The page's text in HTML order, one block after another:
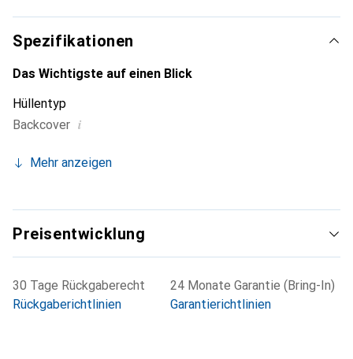
die Marke Noreve eine sichere Wahl für eine
anspruchsvolle Kundschaft.
Spezifikationen
Das Wichtigste auf einen Blick
Hüllentyp
Backcover i
Mehr anzeigen
Preisentwicklung
30 Tage Rückgaberecht
Rückgaberichtlinien
24 Monate Garantie (Bring-In)
Garantierichtlinien